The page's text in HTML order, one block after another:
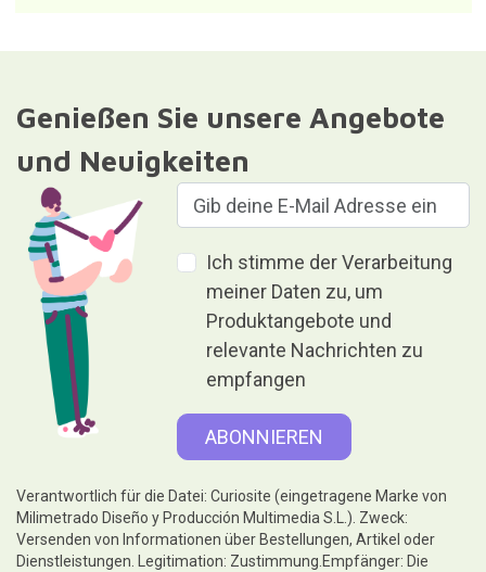
Genießen Sie unsere Angebote
und Neuigkeiten
Ich stimme der Verarbeitung
meiner Daten zu, um
Produktangebote und
relevante Nachrichten zu
empfangen
Verantwortlich für die Datei: Curiosite (eingetragene Marke von
Milimetrado Diseño y Producción Multimedia S.L.). Zweck:
Versenden von Informationen über Bestellungen, Artikel oder
Dienstleistungen. Legitimation: Zustimmung.Empfänger: Die